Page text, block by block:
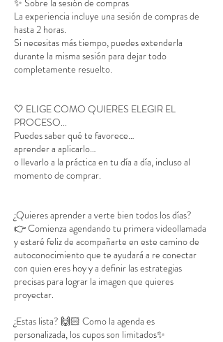
La experiencia incluye una sesión de compras de
hasta 2 horas.
Si necesitas más tiempo, puedes extenderla
durante la misma sesión para dejar todo
completamente resuelto.
🤍 ELIGE COMO QUIERES ELEGIR EL
PROCESO...
Puedes saber qué te favorece…
aprender a aplicarlo…
o llevarlo a la práctica en tu día a día, incluso al
momento de comprar.
¿Quieres aprender a verte bien todos los días?
👉 Comienza agendando tu primera videollamada
y estaré feliz de acompañarte en este camino de
autoconocimiento que te ayudará a re conectar
con quien eres hoy y a definir las estrategias
precisas para lograr la imagen que quieres
proyectar.
¿Estas lista? 🙌🏻 Como la agenda es
personalizada, los cupos son limitados✨